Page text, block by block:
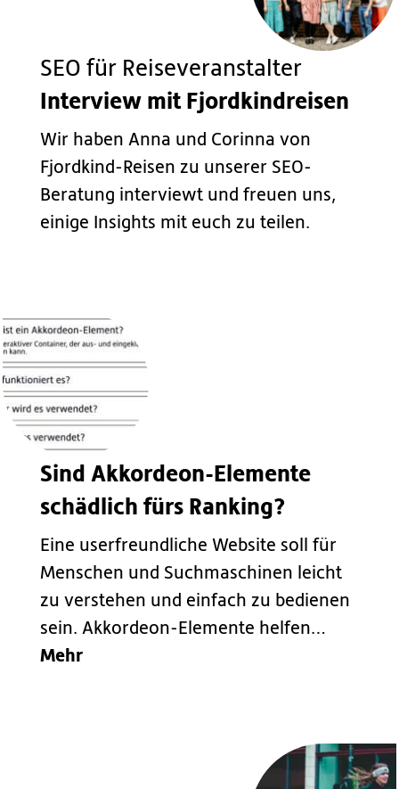
SEO für Reiseveranstalter
Interview mit Fjordkindreisen
Wir haben Anna und Corinna von
Fjordkind-Reisen zu unserer SEO-
Beratung interviewt und freuen uns,
einige Insights mit euch zu teilen.
Sind Akkordeon-Elemente
schädlich fürs Ranking?
Eine userfreundliche Website soll für
Menschen und Suchmaschinen leicht
zu verstehen und einfach zu bedienen
sein. Akkordeon-Elemente helfen…
Mehr